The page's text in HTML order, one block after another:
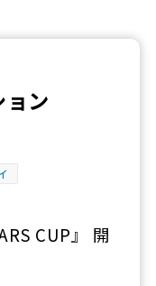
ン
CUP』 開